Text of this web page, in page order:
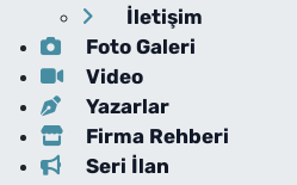
İletişim
Foto Galeri
Video
Yazarlar
Firma Rehberi
Seri İlan